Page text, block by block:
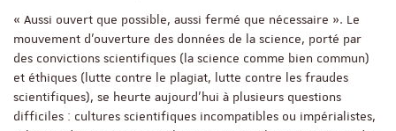
« Aussi ouvert que possible, aussi fermé que nécessaire ». Le
mouvement d’ouverture des données de la science, porté par
des convictions scientifiques (la science comme bien commun)
et éthiques (lutte contre le plagiat, lutte contre les fraudes
scientifiques), se heurte aujourd’hui à plusieurs questions
difficiles : cultures scientifiques incompatibles ou impérialistes,